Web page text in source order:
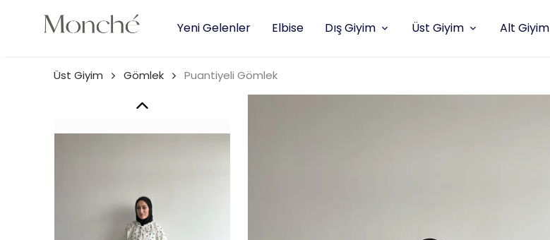
Yeni Gelenler Elbise Dış Giyim Üst Giyim Alt Giyim
Üst Giyim Gömlek Puantiyeli Gömlek